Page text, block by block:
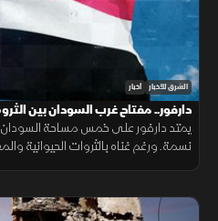
الشرق للأخبار أخبار
دارفور.. مفتاح غرب السودان بين
نسمة. ورغم غناه بالثروات الحيوانية